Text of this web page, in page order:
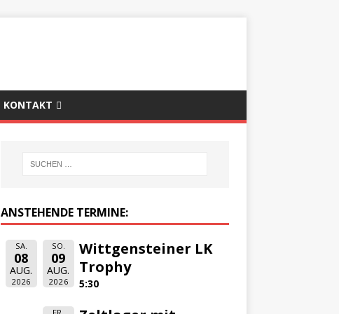
KONTAKT
ANSTEHENDE TERMINE:
SA.
08
AUG.
2026
SO.
09
AUG.
2026
Wittgensteiner LK
Trophy
5:30